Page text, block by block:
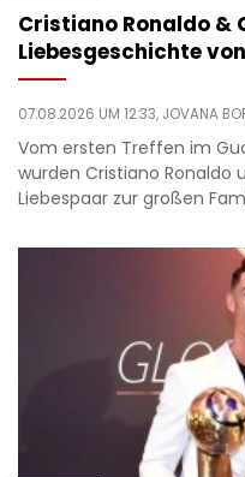
Cristiano Ronaldo &
Liebesgeschichte
07.08.2026 UM 12:33, JOVANA
Vom ersten Treffen im
wurden Cristiano Ronaldo
Liebespaar zur großen